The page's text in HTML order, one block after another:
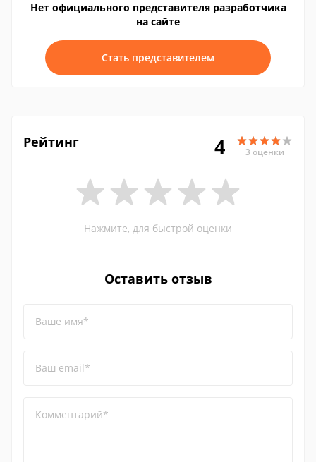
Нет официального представителя разработчика
на сайте
Стать представителем
Рейтинг 4 3 оценки
Нажмите, для быстрой оценки
Оставить отзыв
Ваше имя*
Ваш email*
Комментарий*